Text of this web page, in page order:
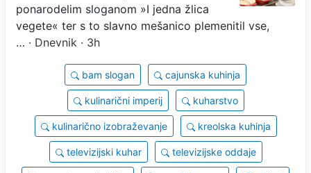
ponarodelim sloganom »I jedna žlica
vegete« ter s to slavno mešanico plemenitil vse,
… · Dnevnik · 3h
bam slogan cajunska kuhinja
kulinarični imperij kuharstvo
kulinarično izobraževanje kreolska kuhinja
televizijski kuhar televizijske oddaje